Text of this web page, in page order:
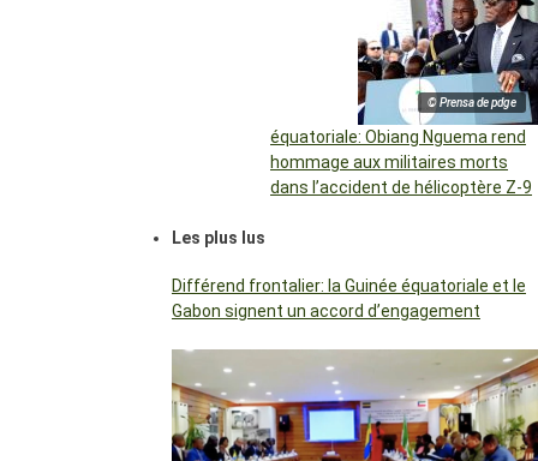
© Prensa de pdge
équatoriale: Obiang Nguema rend
hommage aux militaires morts
dans l’accident de hélicoptère Z-9
Les plus lus
Différend frontalier: la Guinée équatoriale et le
Gabon signent un accord d’engagement